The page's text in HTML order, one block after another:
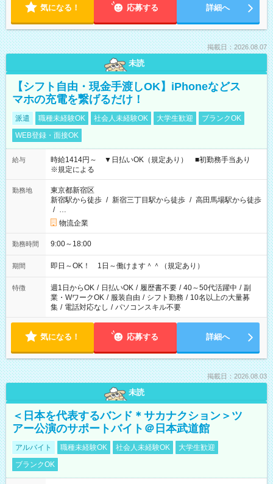
気になる！ 応募する 詳細へ
掲載日：2026.08.07
未読
【シフト自由・現金手渡しOK】iPhoneなどス
マホの充電を繋げるだけ！
派遣 職種未経験OK 社会人未経験OK 大学生歓迎
ブランクOK
WEB登録・面接OK
給与
時給1414円～ ▼日払いOK（規定あり） ■初勤務手当あり
※規定による
勤務地
東京都新宿区
新宿駅から徒歩 / 新宿三丁目駅から徒歩 / 高田馬場駅から徒歩
/ …
物流企業
勤務時間 9:00～18:00
期間 即日～OK！ 1日～働けます＾＾（規定あり）
特徴 週1日からOK / 日払いOK / 履歴書不要 / 40～50代活躍中 / 副
業・WワークOK / 服装自由 / シフト勤務 / 10名以上の大量募
集 / 電話対応なし / パソコンスキル不要
気になる！ 応募する 詳細へ
掲載日：2026.08.03
未読
＜日本を代表するバンド＊サカナクション＞ツ
アー公演のサポートバイト＠日本武道館
アルバイト 職種未経験OK 社会人未経験OK
大学生歓迎
ブランクOK